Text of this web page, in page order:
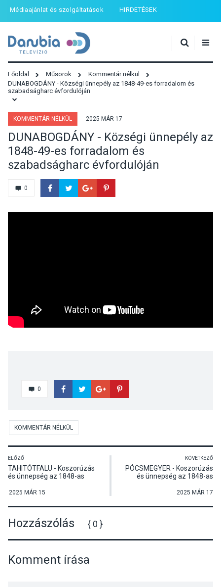
Médiaajánlat és szolgáltatások HIRDETÉSEK
Főoldal Műsorok
Kommentár nélkül
DUNABOGDÁNY - Községi ünnepély az 1848-49-es forradalom és
szabadságharc évfordulóján
KOMMENTÁR NÉLKÜL 2025 MÁR 17
DUNABOGDÁNY - Községi ünnepély az
1848-49-es forradalom és
szabadságharc évfordulóján
0
0
KOMMENTÁR NÉLKÜL
ELŐZŐ
TAHITÓTFALU - Koszorúzás
és ünnepség az 1848-as
alkalmából
2025 MÁR 15
KÖVETKEZŐ
PÓCSMEGYER - Koszorúzás
és ünnepség az 1848-as
szabadságharc 177.
2025 MÁR 17
Hozzászólás { 0 }
Komment írása